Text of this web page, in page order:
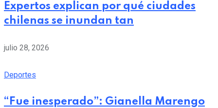
Expertos explican por qué ciudades
chilenas se inundan tan
julio 28, 2026
Deportes
“Fue inesperado”: Gianella Marengo